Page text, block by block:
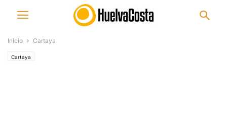
Inicio Cartaya
Cartaya